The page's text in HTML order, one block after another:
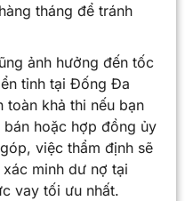
tháng để tránh
ảnh hưởng đến tốc
tỉnh tại Đống Đa
toàn khả thi nếu bạn
hoặc hợp đồng ủy
việc thẩm định sẽ
minh dư nợ tại
vay tối ưu nhất.